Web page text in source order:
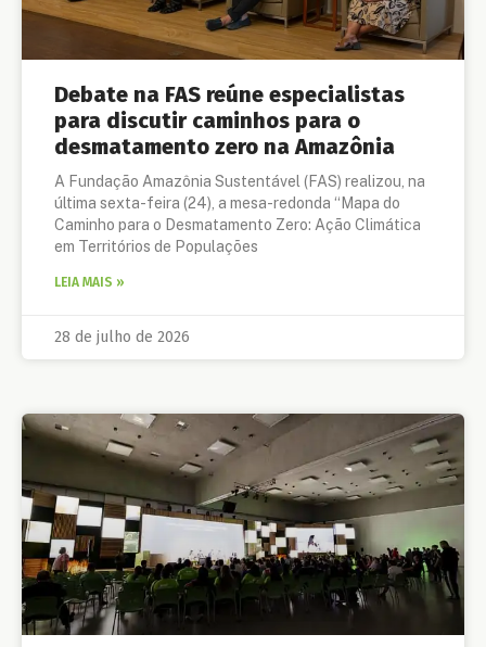
Debate na FAS reúne especialistas
para discutir caminhos para o
desmatamento zero na Amazônia
A Fundação Amazônia Sustentável (FAS) realizou, na
última sexta-feira (24), a mesa-redonda “Mapa do
Caminho para o Desmatamento Zero: Ação Climática
em Territórios de Populações
LEIA MAIS »
28 de julho de 2026